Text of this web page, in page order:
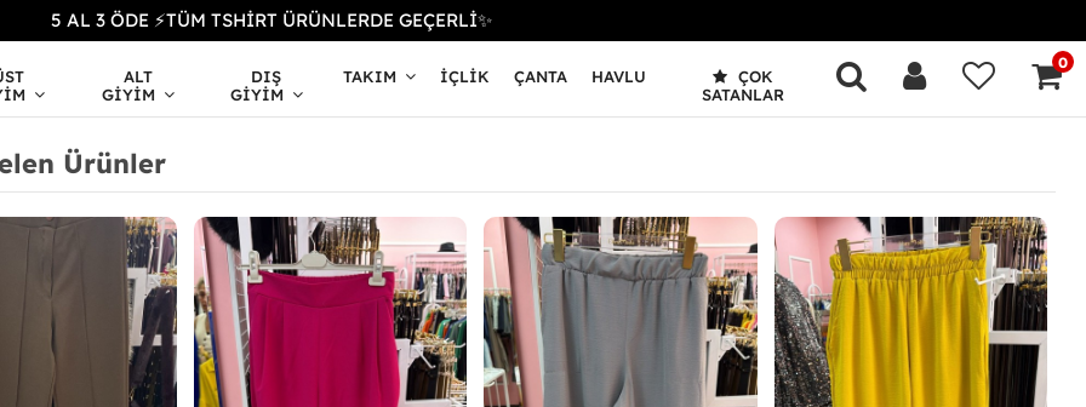
5 AL 3 ÖDE ⚡TÜM TSHİRT ÜRÜNLERDE GEÇERLİ✨
ALT
GIYIM
DIŞ
GIYIM
TAKIM İÇLIK ÇANTA HAVLU
ÇOK
SATANLAR
0
Ürünler